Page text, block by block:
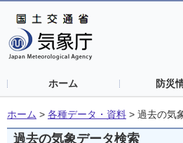
ホーム 防災
ホーム > 各種データ・資料 > 過去の気
過去の気象データ検索